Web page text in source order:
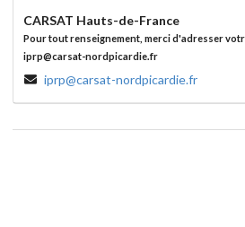
CARSAT Hauts-de-France
Pour tout renseignement, merci d'adresser
iprp@carsat-nordpicardie.fr
iprp@carsat-nordpicardie.fr